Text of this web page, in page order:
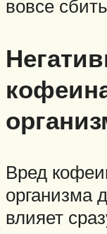
вовсе
Вред
организма
влияет